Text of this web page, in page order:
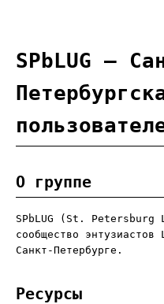
SPbLUG —
О группе
SPbLUG (St.
сообщество
Санкт-Петербурге.
Ресурсы